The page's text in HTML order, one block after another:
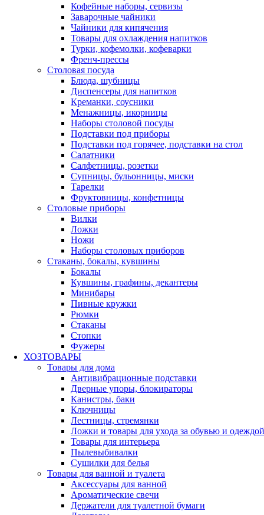
Кофейные наборы, сервизы
Заварочные чайники
Чайники для кипячения
Товары для охлаждения напитков
Турки, кофемолки, кофеварки
Френч-прессы
Столовая посуда
Блюда, шубницы
Диспенсеры для напитков
Креманки, соусники
Менажницы, икорницы
Наборы столовой посуды
Подставки под приборы
Подставки под горячее, подставки на стол
Салатники
Салфетницы, розетки
Супницы, бульонницы, миски
Тарелки
Фруктовницы, конфетницы
Столовые приборы
Вилки
Ложки
Ножи
Наборы столовых приборов
Стаканы, бокалы, кувшины
Бокалы
Кувшины, графины, декантеры
Минибары
Пивные кружки
Рюмки
Стаканы
Стопки
Фужеры
ХОЗТОВАРЫ
Товары для дома
Антивибрационные подставки
Дверные упоры, блокираторы
Канистры, баки
Ключницы
Лестницы, стремянки
Ложки и товары для ухода за обувью и одеждой
Товары для интерьера
Пылевыбивалки
Сушилки для белья
Товары для ванной и туалета
Аксессуары для ванной
Ароматические свечи
Держатели для туалетной бумаги